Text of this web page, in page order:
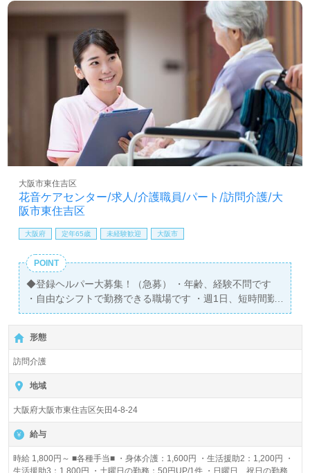
花音ケアセンター/求人/介護職員/パート/訪問介護/大
阪市東住吉区
大阪市東住吉区
大阪府 定年65歳 未経験歓迎 大阪市
POINT
◆登録ヘルパー大募集！（急募） ・年齢、経験不問です
・自由なシフトで勤務できる職場です ・週1日、短時間勤
務も可能です ・登録後、都合が合えば即勤務可能です
形態
訪問介護
地域
大阪府大阪市東住吉区矢田4-8-24
給与
時給 1,800円～ ■各種手当■ ・身体介護：1,600円 ・生活援助2：1,200円 ・
生活援助3：1,800円 ・土曜日の勤務：50円UP/1件 ・日曜日、祝日の勤務：